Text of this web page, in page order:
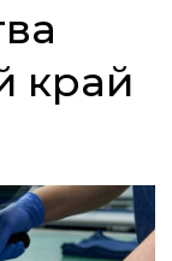
край